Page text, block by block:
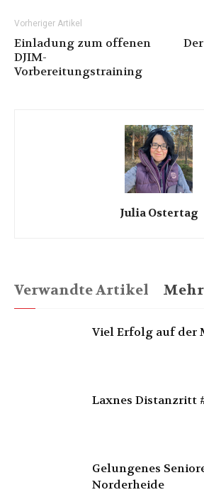
Vorheriger Artikel
Einladung zum offenen
DJIM-
Vorbereitungstraining
Julia Ostertag
Verwandte Artikel
Viel Erfolg auf der
Laxnes Distanzritt
Gelungenes
Norderheide